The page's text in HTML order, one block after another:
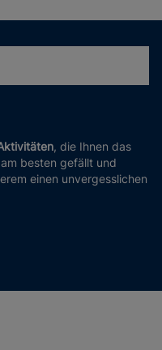
, die Ihnen das
besten gefällt und
einen unvergesslichen